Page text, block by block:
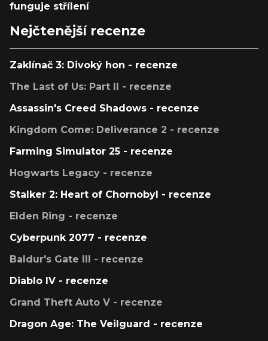
funguje střílení
Nejčtenější recenze
Zaklínač 3: Divoký hon - recenze
The Last of Us: Part II - recenze
Assassin's Creed Shadows - recenze
Kingdom Come: Deliverance 2 - recenze
Farming Simulator 25 - recenze
Hogwarts Legacy - recenze
Stalker 2: Heart of Chornobyl - recenze
Elden Ring - recenze
Cyberpunk 2077 - recenze
Baldur's Gate III - recenze
Diablo IV - recenze
Grand Theft Auto V - recenze
Dragon Age: The Veilguard - recenze